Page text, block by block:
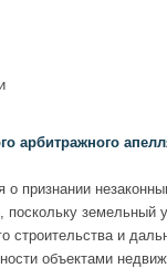
арбитражного
о признании
поскольку земельный
строительства и
объектами